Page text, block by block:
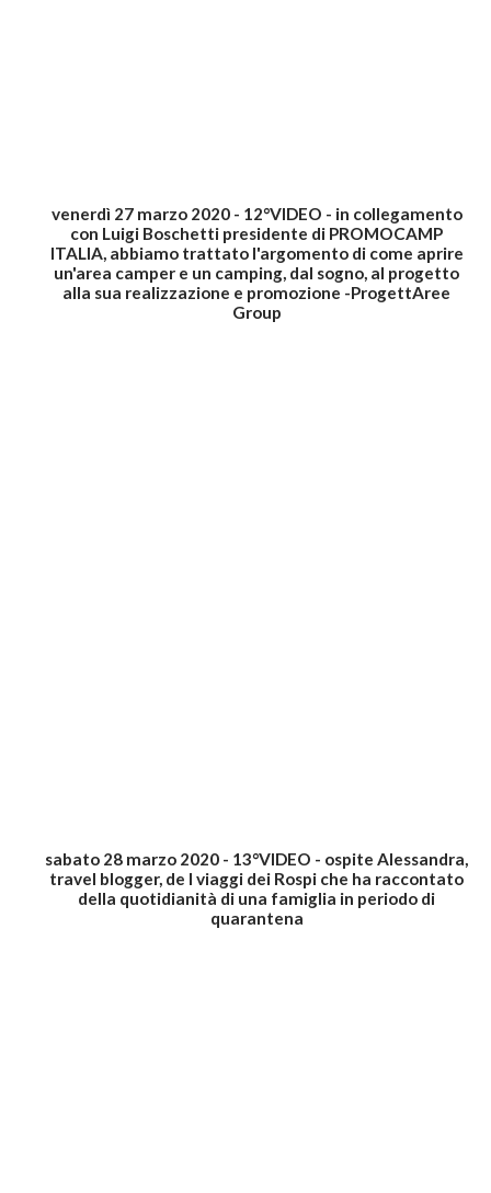
venerdì 27 marzo 2020 - 12°VIDEO - in collegamento
con Luigi Boschetti presidente di PROMOCAMP
ITALIA, abbiamo trattato l'argomento di come aprire
un'area camper e un camping, dal sogno, al progetto
alla sua realizzazione e promozione -ProgettAree
Group
sabato 28 marzo 2020 - 13°VIDEO - ospite Alessandra,
travel blogger, de I viaggi dei Rospi che ha raccontato
della quotidianità di una famiglia in periodo di
quarantena